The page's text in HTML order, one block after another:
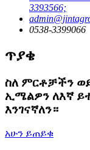
3393566;
0538-3399066
ጥያቄ
ስለ ምርቶቻችን
ኢሜልዎን ለእኛ
እንገናኛለን።
አሁን ይጠይቁ